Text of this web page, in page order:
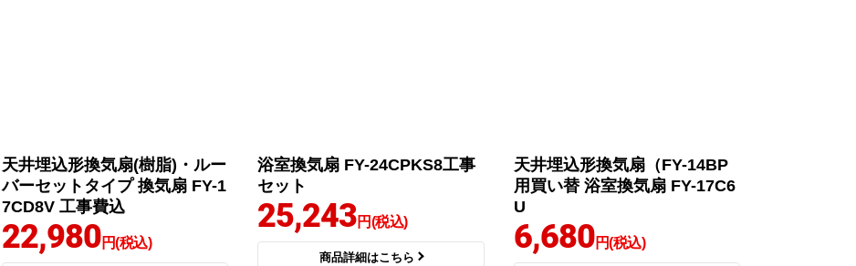
天井埋込形換気扇(樹脂)・ルー
バーセットタイプ 換気扇 FY-1
7CD8V 工事費込
22,980円(税込)
浴室換気扇 FY-24CPKS8工事
セット
25,243円(税込)
商品詳細はこちら
天井埋込形換気扇（FY-14BP
用買い替 浴室換気扇 FY-17C6
U
6,680円(税込)